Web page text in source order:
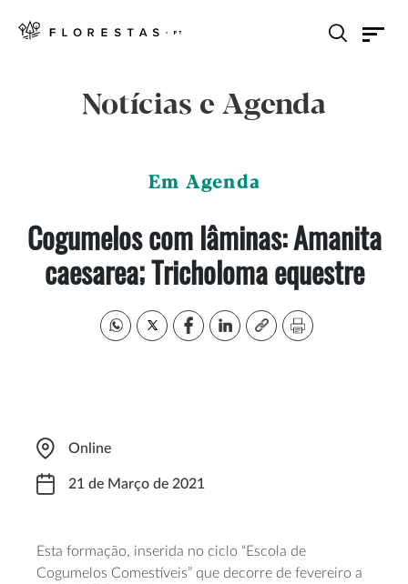
Notícias e Agenda
Em Agenda
Cogumelos com lâminas: Amanita
caesarea; Tricholoma equestre
Online
21 de Março de 2021
Esta formação, inserida no ciclo “Escola de
Cogumelos Comestíveis” que decorre de fevereiro a